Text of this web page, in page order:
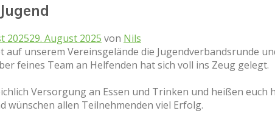
202529. August 2025 von Nils
auf unserem Vereinsgelände die
feines Team an Helfenden hat sich voll ins Zeug gelegt.
Versorgung an Essen und Trinken und heißen euch
wünschen allen Teilnehmenden viel Erfolg.